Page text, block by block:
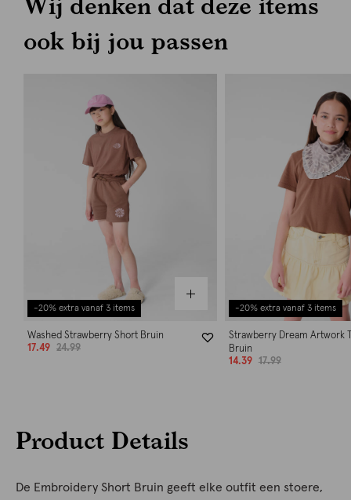
ook bij jou passen
-20% extra vanaf 3 items
Washed Strawberry Short Bruin
17.49
24.99
-20% extra vanaf 3 items
Strawberry Dream Artwork
Bruin
14.39
17.99
Product Details
De Embroidery Short Bruin geeft elke outfit een stoere,